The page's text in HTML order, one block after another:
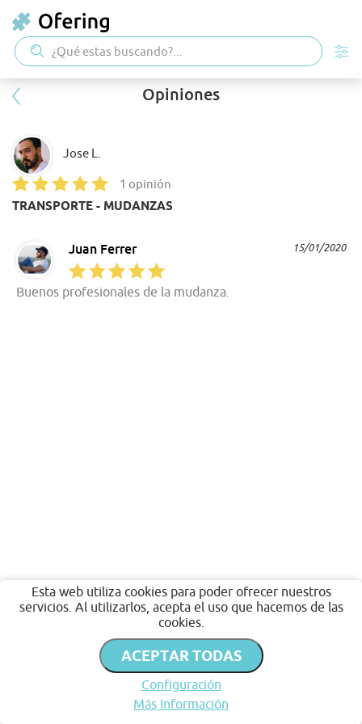
Esta web utiliza cookies para poder ofrecer nuestros
servicios. Al utilizarlos, acepta el uso que hacemos de las
cookies.
ACEPTAR TODAS
Configuración
Más Información
Opiniones
Jose L.
1 opinión
TRANSPORTE - MUDANZAS
Juan Ferrer 15/01/2020
Buenos profesionales de la mudanza.
Publicar